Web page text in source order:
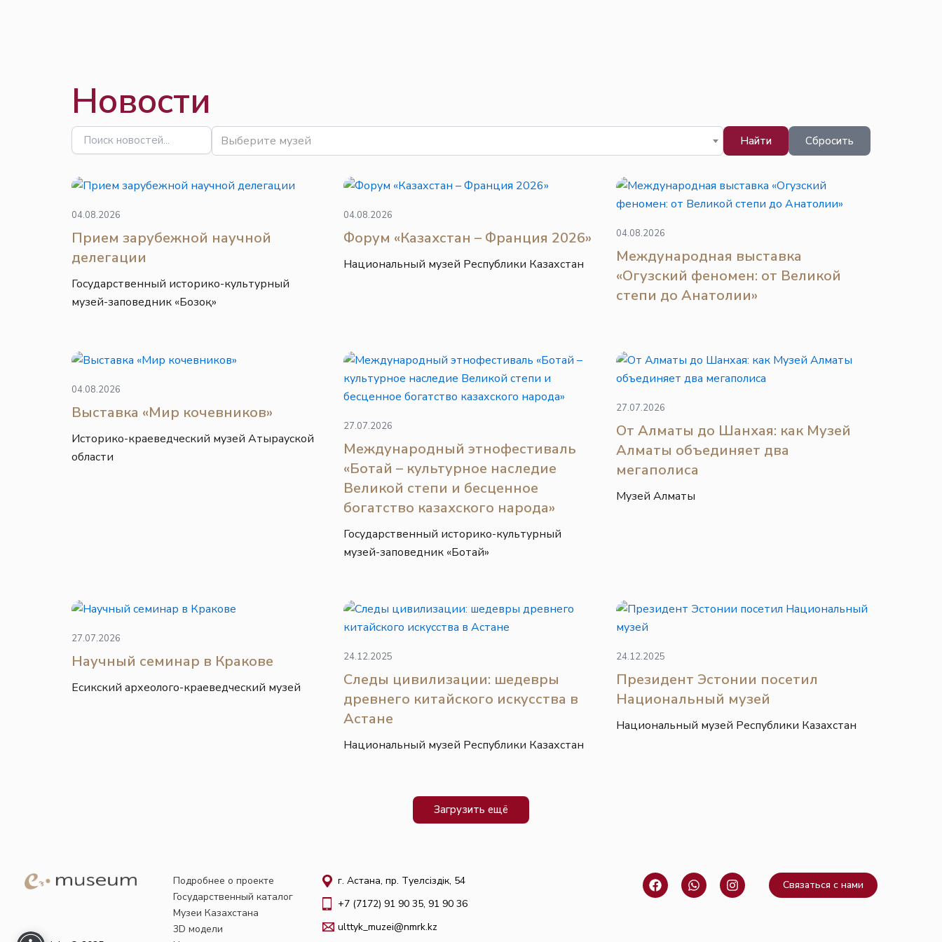
Новости
Выберите музей Найти Сбросить
04.08.2026
Прием зарубежной научной
делегации
Государственный историко-культурный
музей-заповедник «Бозоқ»
04.08.2026
Форум «Казахстан – Франция 2026»
Национальный музей Республики Казахстан
04.08.2026
Международная выставка
«Огузский феномен: от Великой
степи до Анатолии»
04.08.2026
Выставка «Мир кочевников»
Историко-краеведческий музей Атырауской
области
27.07.2026
Международный этнофестиваль
«Ботай – культурное наследие
Великой степи и бесценное
богатство казахского народа»
Государственный историко-культурный
музей-заповедник «Ботай»
27.07.2026
От Алматы до Шанхая: как Музей
Алматы объединяет два
мегаполиса
Музей Алматы
27.07.2026
Научный семинар в Кракове
Есикский археолого-краеведческий музей
24.12.2025
Следы цивилизации: шедевры
древнего китайского искусства в
Астане
Национальный музей Республики Казахстан
24.12.2025
Президент Эстонии посетил
Национальный музей
Национальный музей Республики Казахстан
Загрузить ещё
Подробнее о проекте
Государственный каталог
Музеи Казахстана
3D модели
г. Астана, пр. Тәуелсіздік, 54
+7 (7172) 91 90 35, 91 90 36
ulttyk_muzei@nmrk.kz
F
a
c
W
h
a
I
n
s
Связаться с нами